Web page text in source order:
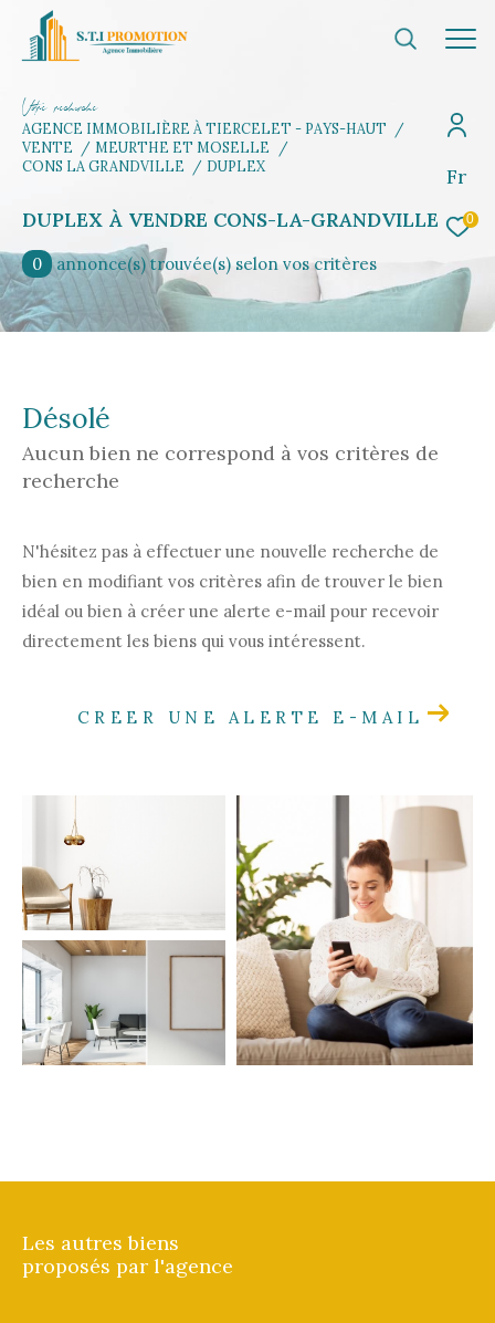
Fr
0
Vore recece
AGENCE IMMOBILIÈRE À TIERCELET - PAYS-HAUT
VENTE
MEURTHE ET MOSELLE
CONS LA GRANDVILLE
DUPLEX
DUPLEX À VENDRE CONS-LA-GRANDVILLE
0 annonce(s) trouvée(s) selon vos critères
Désolé
Aucun bien ne correspond à vos critères de
recherche
N'hésitez pas à effectuer une nouvelle recherche de
bien en modifiant vos critères afin de trouver le bien
idéal ou bien à créer une alerte e-mail pour recevoir
directement les biens qui vous intéressent.
CREER UNE ALERTE E-MAIL
Les autres biens
proposés par l'agence
Effectuer une recherche
et trouvez le bien qui correspond à vos
Type d'offre
Sélectionner
Budget
Pièces
1 2 3 4 5+
Localisation
CRITÈRES
SUPPLÉMENTAIRES
Parking Terrasse Piscine
FILTRER PAR
RECHERCHER